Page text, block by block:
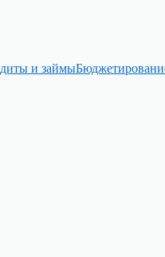
и займы